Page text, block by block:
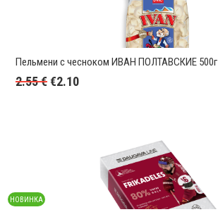
Пельмени с чесноком ИВАН ПОЛТАВСКИЕ 500г
2.10
€
2.55€
НОВИНКА